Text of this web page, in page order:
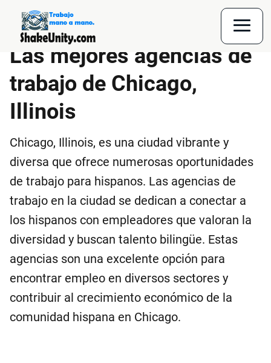
Las mejores agencias de
trabajo de Chicago,
Illinois
Chicago, Illinois, es una ciudad vibrante y
diversa que ofrece numerosas oportunidades
de trabajo para hispanos. Las agencias de
trabajo en la ciudad se dedican a conectar a
los hispanos con empleadores que valoran la
diversidad y buscan talento bilingüe. Estas
agencias son una excelente opción para
encontrar empleo en diversos sectores y
contribuir al crecimiento económico de la
comunidad hispana en Chicago.